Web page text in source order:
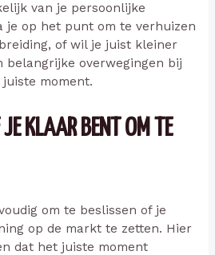
van je persoonlijke
je op het punt om te verhuizen
of wil je juist kleiner
belangrijke overwegingen bij
moment.
JE KLAAR BENT OM TE
om te beslissen of je
op de markt te zetten. Hier
dat het juiste moment